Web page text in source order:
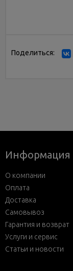
Поделиться:
Информация
О компании
Оплата
Доставка
Самовывоз
Гарантия и возврат
Услуги и сервис
Статьи и новости